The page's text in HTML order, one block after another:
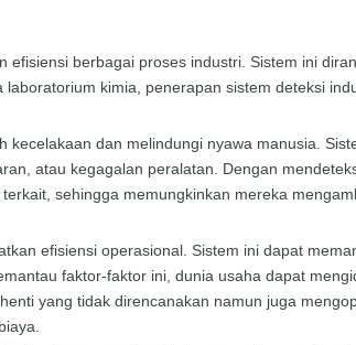
berbagai proses industri. Sistem ini
kimia, penerapan sistem deteksi
dan melindungi nyawa manusia.
atau kegagalan peralatan. Dengan
sehingga memungkinkan mereka
efisiensi operasional. Sistem ini dapat
faktor-faktor ini, dunia usaha dapat
yang tidak direncanakan namun juga